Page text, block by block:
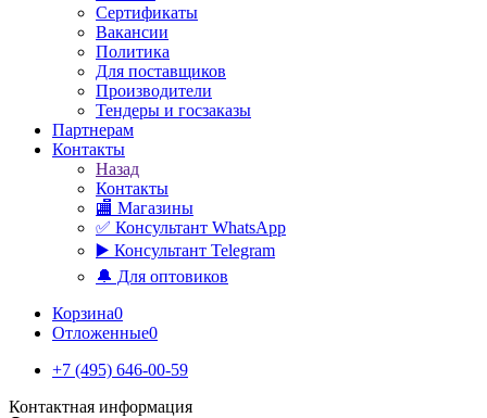
Сертификаты
Вакансии
Политика
Для поставщиков
Производители
Тендеры и госзаказы
Партнерам
Контакты
Назад
Контакты
🏬 Магазины
✅️ Консультант WhatsApp
▶️ Консультант Telegram
🔔 Для оптовиков
Корзина0
Отложенные0
+7 (495) 646-00-59
Контактная информация